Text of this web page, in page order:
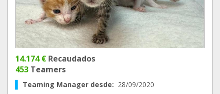
14.174 € Recaudados
453 Teamers
Teaming Manager desde: 28/09/2020